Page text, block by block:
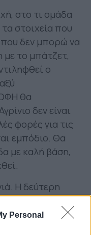
Personal
στο τι ομάδα
στοιχεία που
που δεν μπορώ να
το μπάτζετ,
ο
θα
δεν είναι
φορές για τις
εμπόδιο. Θα
με καλή βάση,
Η δεύτερη
Χάσαμε
να
ωστόσο